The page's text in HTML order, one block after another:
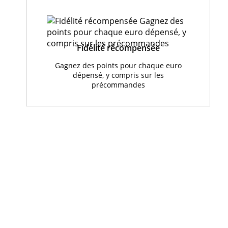
Fidélité récompensée
Gagnez des points pour chaque euro
dépensé, y compris sur les
précommandes